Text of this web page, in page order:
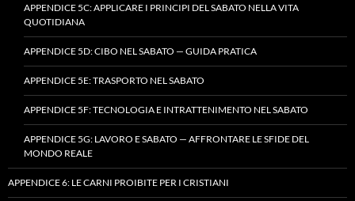
APPENDICE 5C: APPLICARE I PRINCIPI DEL SABATO NELLA VITA
QUOTIDIANA
APPENDICE 5D: CIBO NEL SABATO — GUIDA PRATICA
APPENDICE 5E: TRASPORTO NEL SABATO
APPENDICE 5F: TECNOLOGIA E INTRATTENIMENTO NEL SABATO
APPENDICE 5G: LAVORO E SABATO — AFFRONTARE LE SFIDE DEL
MONDO REALE
APPENDICE 6: LE CARNI PROIBITE PER I CRISTIANI